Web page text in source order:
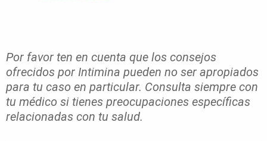
Por favor ten en cuenta que los consejos
ofrecidos por Intimina pueden no ser apropiados
para tu caso en particular. Consulta siempre con
tu médico si tienes preocupaciones específicas
relacionadas con tu salud.